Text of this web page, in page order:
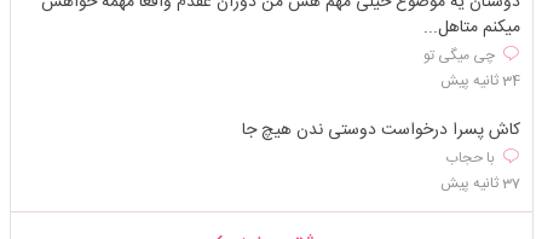
میکنم متاهل...
چی میگی تو
34 ثانیه پیش
کاش پسرا درخواست دوستی ندن هیچ جا
با حجاب
37 ثانیه پیش